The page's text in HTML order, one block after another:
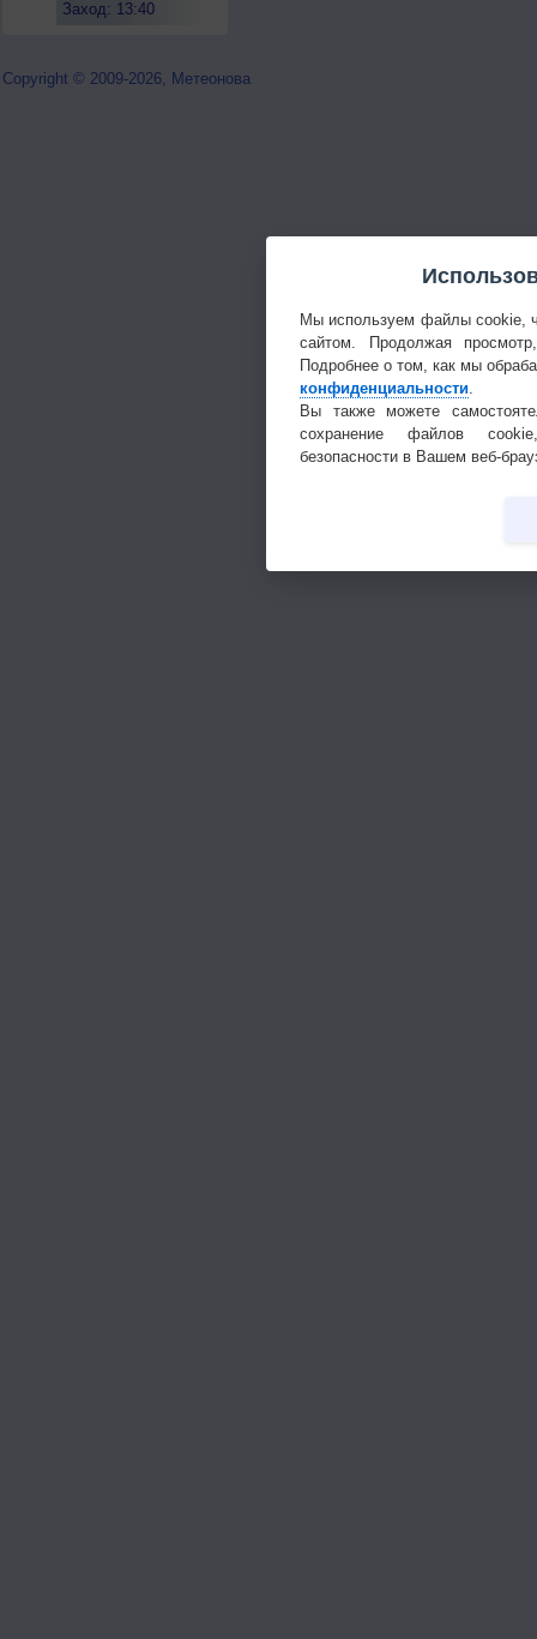
Заход: 13:40
Copyright © 2009-2026, Метеонова
Мы используем файлы cookie,
сайтом. Продолжая
Подробнее о том, как мы
конфиденциальности.
Вы также можете
сохранение файлов
безопасности в Вашем веб-